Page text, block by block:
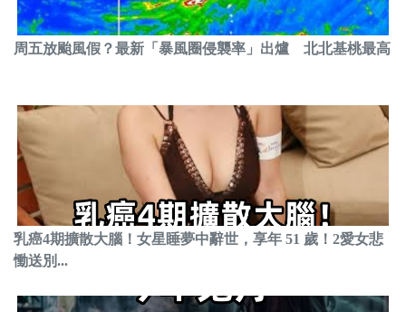
周五放颱風假？最新「暴風圈侵襲率」出爐 北北基桃最高
乳癌4期擴散大腦！女星睡夢中辭世，享年 51 歲！2愛女悲
慟送別...